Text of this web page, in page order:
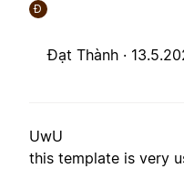
Đ
Đạt Thành ·
UwU
this template is very